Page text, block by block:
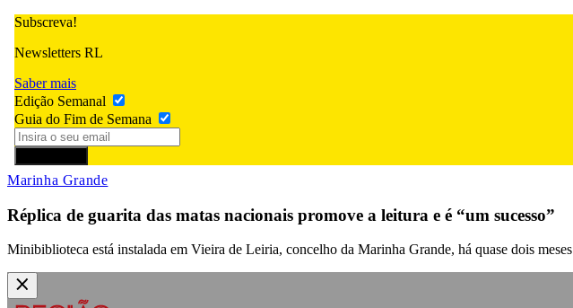
Subscreva!
Newsletters RL
Saber mais
Edição Semanal
Guia do Fim de Semana
Marinha Grande
Réplica de guarita das matas nacionais promove a leitura e é “um sucesso”
Minibiblioteca está instalada em Vieira de Leiria, concelho da Marinha Grande, há quase dois meses